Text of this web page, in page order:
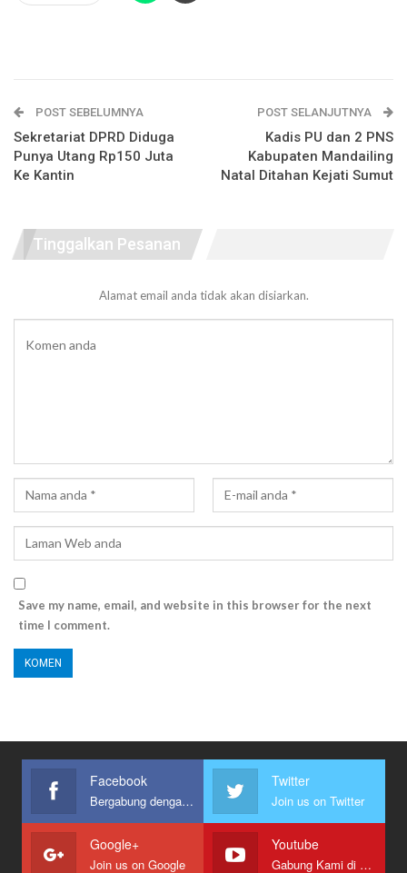
POST SEBELUMNYA
Sekretariat DPRD Diduga
Punya Utang Rp150 Juta
Ke Kantin
POST SELANJUTNYA
Kadis PU dan 2 PNS
Kabupaten Mandailing
Natal Ditahan Kejati Sumut
Tinggalkan Pesanan
Alamat email anda tidak akan disiarkan.
Save my name, email, and website in this browser for the next
time I comment.
Facebook
Bergabung dengan kami
Twitter
Join us on Twitter
Google+
Join us on Google
Youtube
Gabung Kami di Youtube